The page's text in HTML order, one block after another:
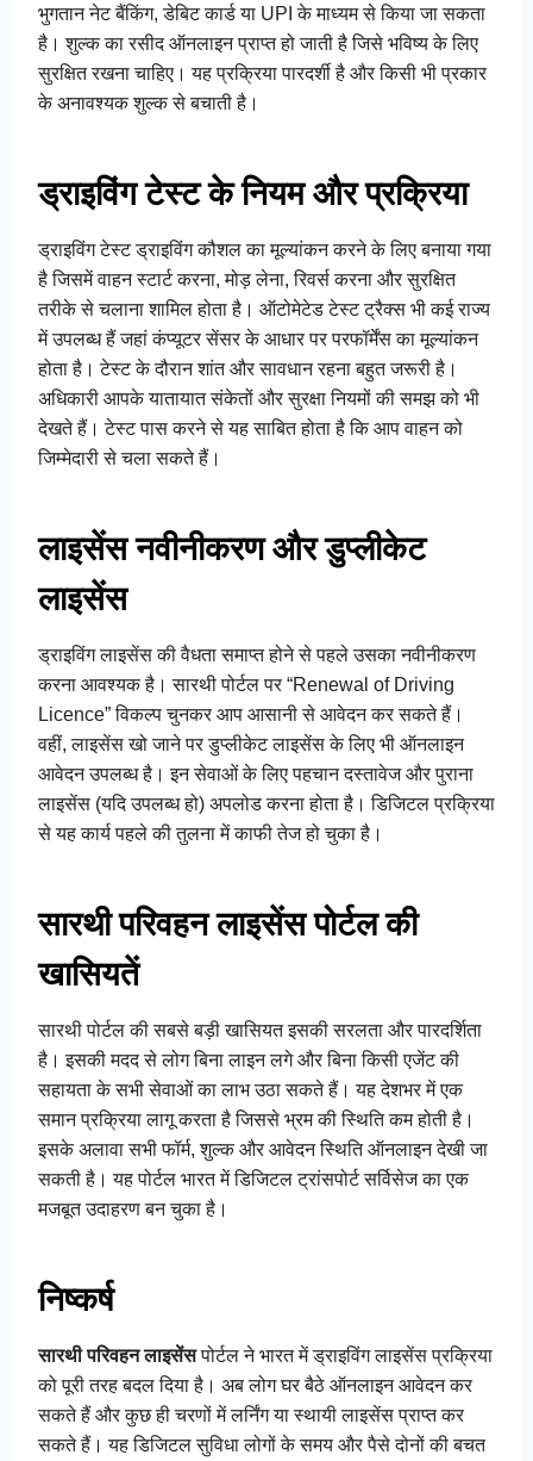
भुगतान नेट बैंकिंग, डेबिट कार्ड या UPI के माध्यम से किया जा सकता
है। शुल्क का रसीद ऑनलाइन प्राप्त हो जाती है जिसे भविष्य के लिए
सुरक्षित रखना चाहिए। यह प्रक्रिया पारदर्शी है और किसी भी प्रकार
के अनावश्यक शुल्क से बचाती है।
ड्राइविंग टेस्ट के नियम और प्रक्रिया
ड्राइविंग टेस्ट ड्राइविंग कौशल का मूल्यांकन करने के लिए बनाया गया
है जिसमें वाहन स्टार्ट करना, मोड़ लेना, रिवर्स करना और सुरक्षित
तरीके से चलाना शामिल होता है। ऑटोमेटेड टेस्ट ट्रैक्स भी कई राज्य
में उपलब्ध हैं जहां कंप्यूटर सेंसर के आधार पर परफॉर्मेंस का मूल्यांकन
होता है। टेस्ट के दौरान शांत और सावधान रहना बहुत जरूरी है।
अधिकारी आपके यातायात संकेतों और सुरक्षा नियमों की समझ को भी
देखते हैं। टेस्ट पास करने से यह साबित होता है कि आप वाहन को
जिम्मेदारी से चला सकते हैं।
लाइसेंस नवीनीकरण और डुप्लीकेट
लाइसेंस
ड्राइविंग लाइसेंस की वैधता समाप्त होने से पहले उसका नवीनीकरण
करना आवश्यक है। सारथी पोर्टल पर “Renewal of Driving
Licence” विकल्प चुनकर आप आसानी से आवेदन कर सकते हैं।
वहीं, लाइसेंस खो जाने पर डुप्लीकेट लाइसेंस के लिए भी ऑनलाइन
आवेदन उपलब्ध है। इन सेवाओं के लिए पहचान दस्तावेज और पुराना
लाइसेंस (यदि उपलब्ध हो) अपलोड करना होता है। डिजिटल प्रक्रिया
से यह कार्य पहले की तुलना में काफी तेज हो चुका है।
सारथी परिवहन लाइसेंस पोर्टल की
खासियतें
सारथी पोर्टल की सबसे बड़ी खासियत इसकी सरलता और पारदर्शिता
है। इसकी मदद से लोग बिना लाइन लगे और बिना किसी एजेंट की
सहायता के सभी सेवाओं का लाभ उठा सकते हैं। यह देशभर में एक
समान प्रक्रिया लागू करता है जिससे भ्रम की स्थिति कम होती है।
इसके अलावा सभी फॉर्म, शुल्क और आवेदन स्थिति ऑनलाइन देखी जा
सकती है। यह पोर्टल भारत में डिजिटल ट्रांसपोर्ट सर्विसेज का एक
मजबूत उदाहरण बन चुका है।
निष्कर्ष
सारथी परिवहन लाइसेंसपोर्टल ने भारत में ड्राइविंग लाइसेंस प्रक्रिया
को पूरी तरह बदल दिया है। अब लोग घर बैठे ऑनलाइन आवेदन कर
सकते हैं और कुछ ही चरणों में लर्निंग या स्थायी लाइसेंस प्राप्त कर
सकते हैं। यह डिजिटल सुविधा लोगों के समय और पैसे दोनों की बचत